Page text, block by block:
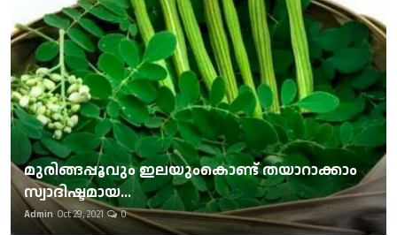
മുരിങ്ങപ്പൂവും ഇലയുംകൊണ്ട് തയാറാക്കാം
സ്വാദിഷ്ടമായ...
Admin Oct 29, 2021 0